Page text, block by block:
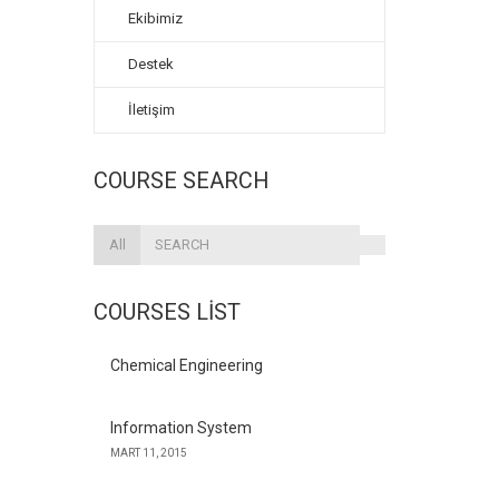
Ekibimiz
Destek
İletişim
COURSE SEARCH
All
COURSES LIST
Chemical Engineering
Information System
MART 11, 2015